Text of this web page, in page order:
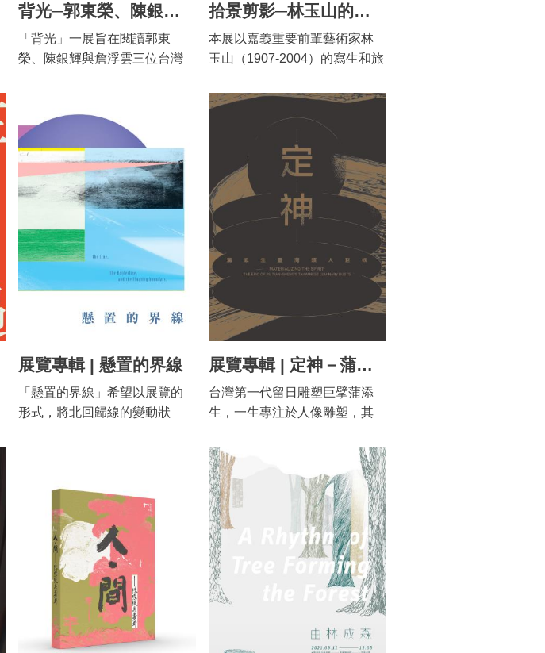
背光─郭東榮、陳銀輝、詹浮雲
「背光」一展旨在閱讀郭東
榮、陳銀輝與詹浮雲三位台灣
「阿木司」的創作，進行跨世
代的藝術對話，並期待能與觀
眾重新產生連結。
拾景剪影─林玉山的寫生與旅行
本展以嘉義重要前輩藝術家林
玉山（1907-2004）的寫生和旅
此一貫穿林玉山一生最重要的
創作精神。 本展從嘉義市立美
術館藏之寫生作品與速寫本為
起點，展出33件原畫作品、7本
實體寫生冊與1本數位寫收冊，
及35件數位輸出作品。透過展
覽規畫將水墨畫作與素描線稿
並呈，感受林玉山畫作與寫生
底蘊之連結。
展覽專輯 | 懸置的界線
「懸置的界線」希望以展覽的
形式，將北回歸線的變動狀
嘉義相關的諸多線與邊界的意
象，成為展覽的思考起點。有
兩個主要的問題意識構成此次
展覽。首先，試圖以線的狀態
切入，再探嘉美館過往展覽曾
經創造的反思性風景意識。就
藝術而言，線有複雜與悠久的
糾纏史，與圖繪、符號、繪畫
性、書寫性，涉及區劃與隔
展覽專輯 | 定神－蒲添生臺灣頭人巨帙
台灣第一代留日雕塑巨擘蒲添
生，一生專注於人像雕塑，其
像塑造，在質量及數量上，更
是蒲添生創作的一大經典。蒲
添生曾言:「萬物之中存在許多
美好的聲音，我一生選擇人作
為雕塑的語言，乃尊重人體之
美；人類的軀體，是大自然的
縮影，在人體中可以找大自然
的每個部分。」 本展以「定
神」為名，呈現蒲添生在人像
塑造上的美學展現。蒲添生人
像塑造的藝術成就，不僅僅形